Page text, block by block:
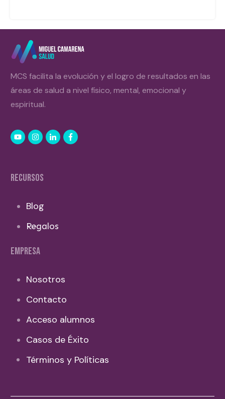
MCS facilita la evolución y el logro de resultados en las
áreas de salud a nivel físico, mental, emocional y
espiritual.
RECURSOS
Blog
Regalos
EMPRESA
Nosotros
Contacto
Acceso alumnos
Casos de Éxito
Términos y Políticas